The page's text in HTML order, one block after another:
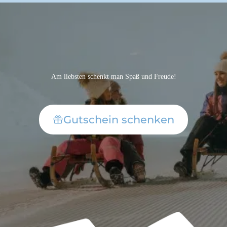
Am liebsten schenkt man Spaß und Freude!
Gutschein schenken